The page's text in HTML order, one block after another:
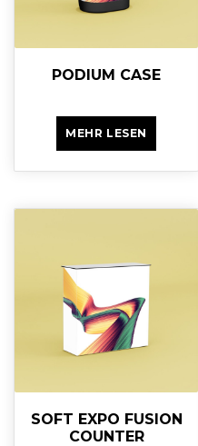
PODIUM CASE
MEHR LESEN
SOFT EXPO FUSION
COUNTER